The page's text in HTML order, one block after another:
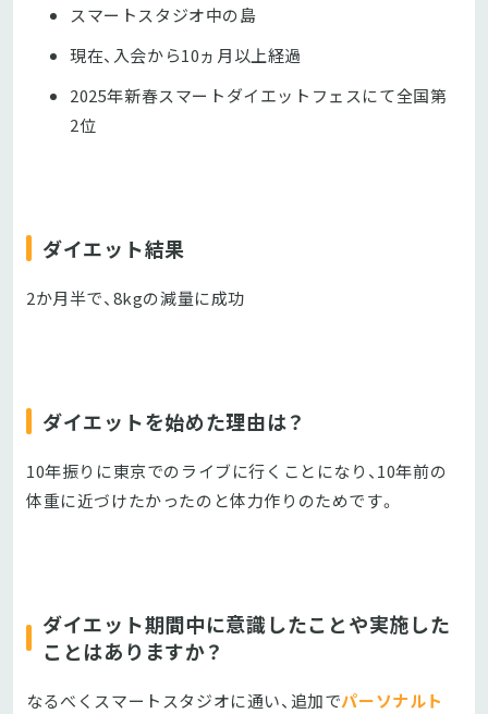
スマートスタジオ中の島
現在、入会から10ヵ月以上経過
2025年新春スマートダイエットフェスにて全国第
2位
ダイエット結果
2か月半で、8kgの減量に成功
ダイエットを始めた理由は？
10年振りに東京でのライブに行くことになり、10年前の
体重に近づけたかったのと体力作りのためです。
ダイエット期間中に意識したことや実施した
ことはありますか？
なるべくスマートスタジオに通い、追加でパーソナルト